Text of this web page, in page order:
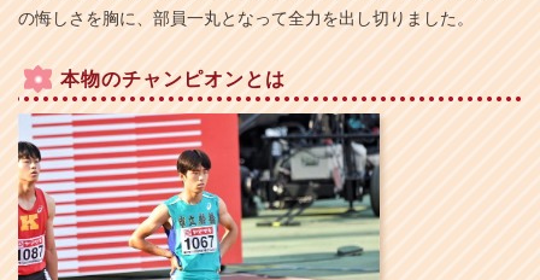
の悔しさを胸に、部員一丸となって全力を出し切りました。
本物のチャンピオンとは